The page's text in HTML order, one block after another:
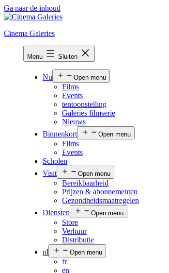
Ga naar de inhoud
Cinema Galeries
Menu Sluiten
Nu Open menu
Films
Events
tentoonstelling
Galeries filmserie
Nieuws
Binnenkort
Open menu
Films
Events
Scholen
Visit
Open menu
Bereikbaarheid
Prijzen & abonnementen
Gezondheidsmaatregelen
Diensten
Open menu
Store
Verhuur
Distributie
nl
Open menu
fr
en